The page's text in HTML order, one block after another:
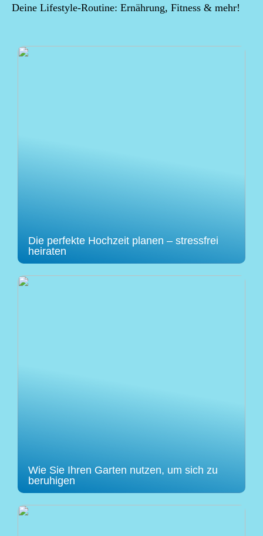
Deine Lifestyle-Routine: Ernährung, Fitness & mehr!
Die perfekte Hochzeit planen – stressfrei
heiraten
Wie Sie Ihren Garten nutzen, um sich zu
beruhigen